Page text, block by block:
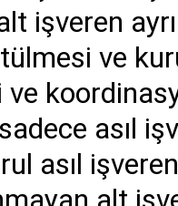
işveren
ve
asıl
asıl